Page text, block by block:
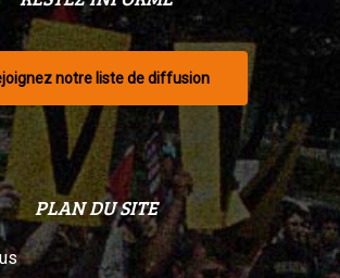
notre liste de diffusion
PLAN DU SITE